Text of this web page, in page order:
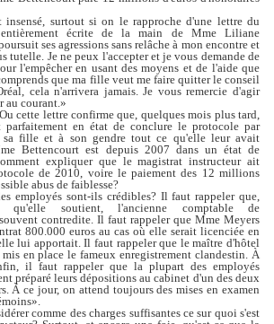
insensé, surtout si on le rapproche d'une lettre du
écrite de la main de Mme Liliane
ses agressions sans relâche à mon encontre et
tutelle. Je ne peux l'accepter et je vous demande de
l'empêcher en usant des moyens et de l'aide que
que ma fille veut me faire quitter le conseil
cela n'arrivera jamais. Je vous remercie d'agir
au courant.»
cette lettre confirme que, quelques mois plus tard,
parfaitement en état de conclure le protocole par
sa fille et à son gendre tout ce qu'elle leur avait
Bettencourt est depuis 2007 dans un état de
expliquer que le magistrat instructeur ait
de 2010, voire le paiement des 12 millions
abus de faiblesse?
employés sont-ils crédibles? Il faut rappeler que,
qu'elle soutient, l'ancienne comptable de
contredite. Il faut rappeler que Mme Meyers
800.000 euros au cas où elle serait licenciée en
lui apportait. Il faut rappeler que le maître d'hôtel
en place le fameux enregistrement clandestin. À
il faut rappeler que la plupart des employés
préparé leurs dépositions au cabinet d'un des deux
À ce jour, on attend toujours des mises en examen
comme des charges suffisantes ce sur quoi s'est